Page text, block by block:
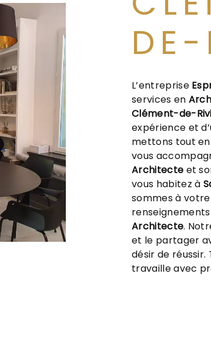
DE-
L’entreprise
services en
Clément-de-
expérience et
mettons tout en
vous
Architecte et
vous habitez à
sommes à
Architecte.
et le partager
désir de
travaille avec